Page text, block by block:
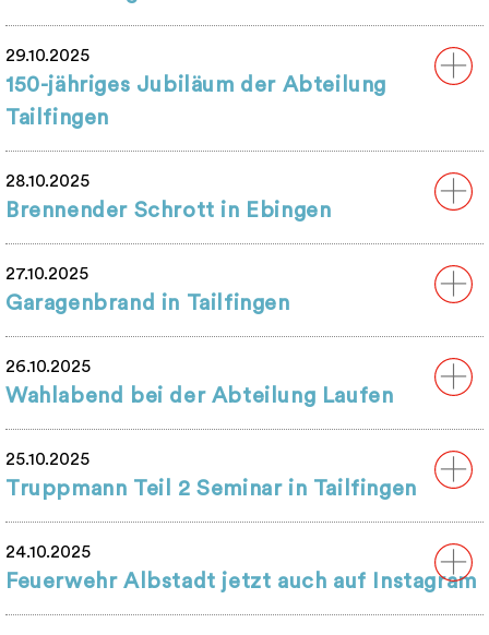
29.10.2025
150-jähriges Jubiläum der Abteilung
Tailfingen
28.10.2025
Brennender Schrott in Ebingen
27.10.2025
Garagenbrand in Tailfingen
26.10.2025
Wahlabend bei der Abteilung Laufen
25.10.2025
Truppmann Teil 2 Seminar in Tailfingen
24.10.2025
Feuerwehr Albstadt jetzt auch auf Instagram